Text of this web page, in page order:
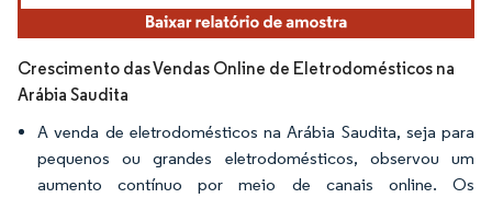
Crescimento das Vendas Online de Eletrodomésticos na
Arábia Saudita
A venda de eletrodomésticos na Arábia Saudita, seja para
pequenos ou grandes eletrodomésticos, observou um
aumento contínuo por meio de canais online. Os